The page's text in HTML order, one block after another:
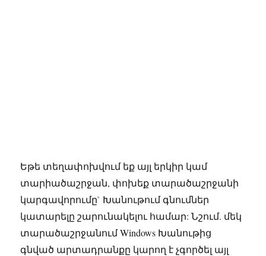
Եթե տեղափոխվում եք այլ երկիր կամ
տարիածաշրջան, փոխեք տարածաշրջանի
կարգավորումը` Խանութում գնումներ
կատարելը շարունակելու համար: Նշում. մեկ
տարածաշրջանում Windows Խանութից
գնված արտադրանքը կարող է չգործել այլ